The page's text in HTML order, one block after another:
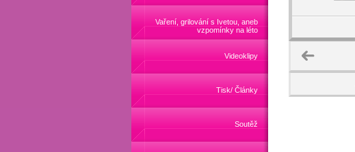
Vaření, grilování s Ivetou, aneb
vzpomínky na léto
Videoklipy
Tisk/ Články
Soutěž